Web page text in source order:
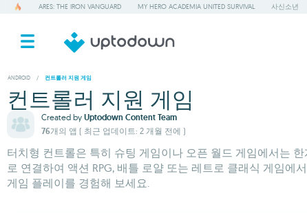
ARES: THE IRON VANGUARD MY HERO ACADEMIA UNITED SURVIVAL 사신소년
ANDROID / 컨트롤러 지원 게임
컨트롤러 지원 게임
Created by Uptodown Content Team
76개의 앱 ( 최근 업데이트: 2 개월 전에 )
터치형 컨트롤은 특히 슈팅 게임이나 오픈 월드 게임에서는
로 연결하여 액션 RPG, 배틀 로얄 또는 레트로 클래식 게임
게임 플레이를 경험해 보세요.